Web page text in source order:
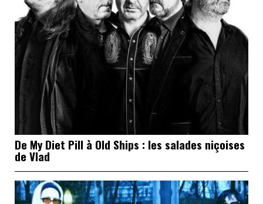
De My Diet Pill à Old Ships : les salades niçoises
de Vlad